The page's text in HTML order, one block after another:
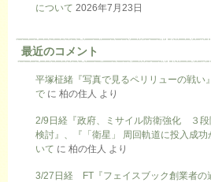
について 2026年7月23日
最近のコメント
平塚柾緒『写真で見るペリリューの戦い
で に 柏の住人 より
2/9日経『政府、ミサイル防衛強化 ３段
検討』、『「衛星」 周回軌道に投入成功
いて に 柏の住人 より
3/27日経 FT『フェイスブック創業者